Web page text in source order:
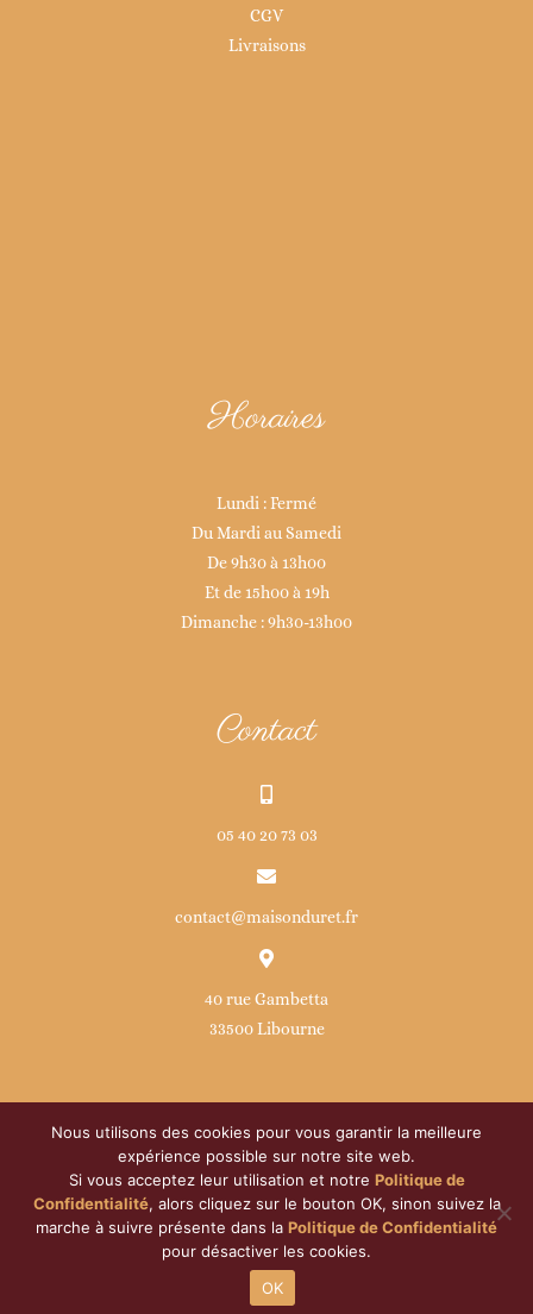
CGV
Livraisons
Horaires
Lundi : Fermé
Du Mardi au Samedi
De 9h30 à 13h00
Et de 15h00 à 19h
Dimanche : 9h30-13h00
Contact
05 40 20 73 03
contact@maisonduret.fr
40 rue Gambetta
33500 Libourne
© Copyright2026 | Maison Duret | Développé par ATOM
Tous droits réservés |Politique de confidentialité|Mentions
légales|Droits RGPD
Nous utilisons des cookies pour vous garantir la meilleure
expérience possible sur notre site web.
Si vous acceptez leur utilisation et notre Politique de
Confidentialité, alors cliquez sur le bouton OK, sinon suivez la
marche à suivre présente dans la Politique de Confidentialité
pour désactiver les cookies.
OK